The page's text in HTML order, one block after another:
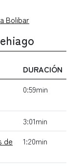
Bolibar
DURACIÓN
0:59min
3:01min
de
1:20min